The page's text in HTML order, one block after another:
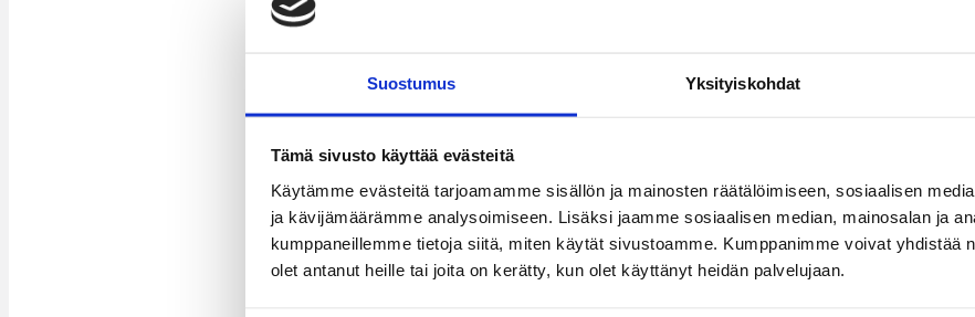
Suostumus Yksityiskohdat
Tämä sivusto käyttää evästeitä
Käytämme evästeitä tarjoamamme sisällön ja mainosten räätälöimiseen, sosiaalisen
ja kävijämäärämme analysoimiseen. Lisäksi jaamme sosiaalisen median, mainosalan ja
kumppaneillemme tietoja siitä, miten käytät sivustoamme. Kumppanimme voivat yhdistää
olet antanut heille tai joita on kerätty, kun olet käyttänyt heidän palvelujaan.